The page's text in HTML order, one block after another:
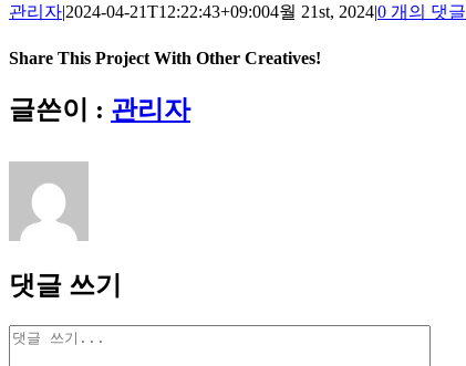
관리자|2024-04-21T12:22:43+09:004월 21st, 2024|0 개의 댓글
Share This Project With Other Creatives!
Facebook
Twitter
Pinterest
이
메
글쓴이 : 관리자
댓글 쓰기
댓